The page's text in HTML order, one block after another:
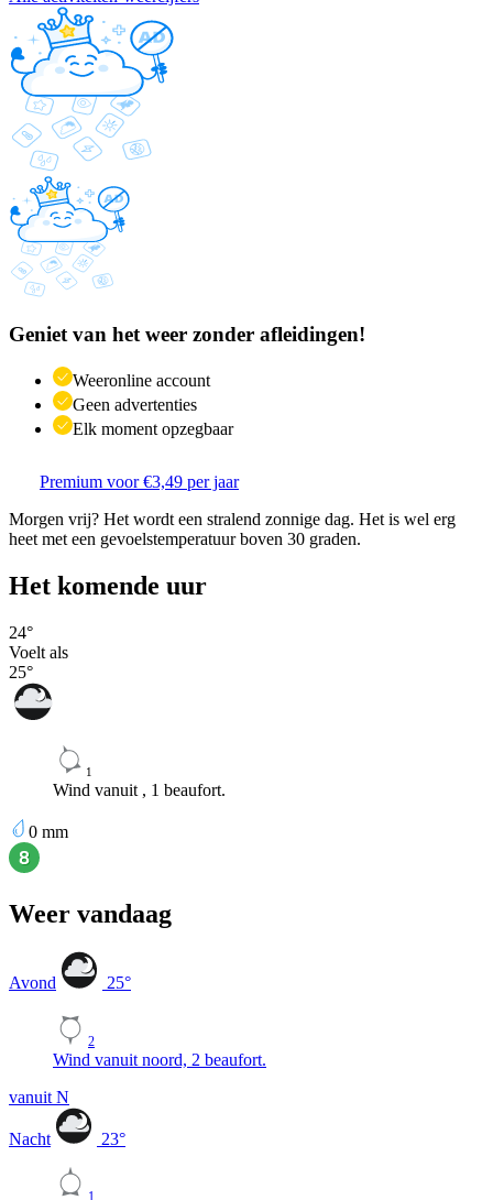
Geniet van het weer zonder afleidingen!
Weeronline account
Geen advertenties
Elk moment opzegbaar
Premium voor €3,49 per jaar
Morgen vrij? Het wordt een stralend zonnige dag. Het is wel erg
heet met een gevoelstemperatuur boven 30 graden.
Het komende uur
24°
Voelt als
25°
1
Wind vanuit , 1 beaufort.
0 mm
Weer vandaag
Avond 25°
2
Wind vanuit noord, 2 beaufort.
vanuit N
Nacht 23°
1